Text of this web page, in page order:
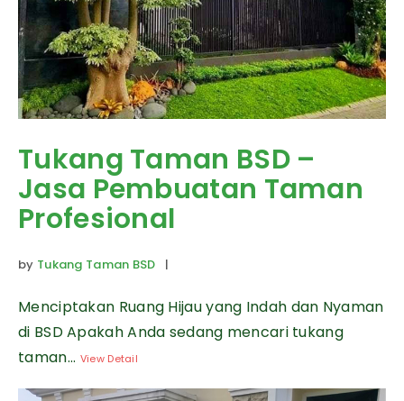
Tukang Taman BSD –
Jasa Pembuatan Taman
Profesional
by Tukang Taman BSD |
Menciptakan Ruang Hijau yang Indah dan Nyaman
di BSD Apakah Anda sedang mencari tukang
taman... View Detail